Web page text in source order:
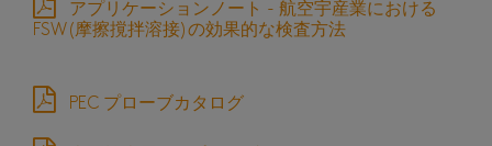
アプリケーションノート - 航空宇産業における
FSW(摩擦撹拌溶接)の効果的な検査方法
PEC プローブカタログ